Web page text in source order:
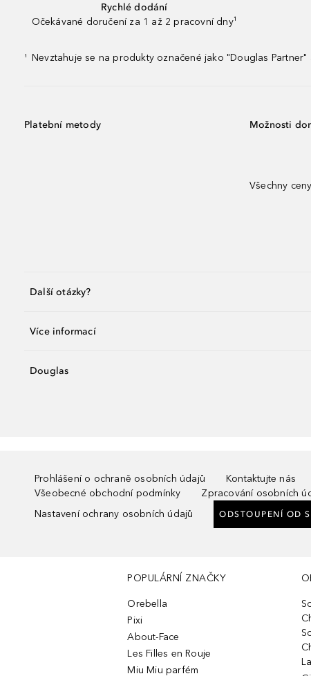
Rychlé dodání
Očekávané doručení za 1 až 2 pracovní dny¹
¹ Nevztahuje se na produkty označené jako "Douglas
Platební metody Možnosti
Všechny
Další otázky?
Více informací
Douglas
Prohlášení o ochraně osobních údajů Kontaktujte nás
Všeobecné obchodní podmínky
Zpracování osobních
Nastavení ochrany osobních údajů
ODSTOUPENÍ OD
POPULÁRNÍ ZNAČKY
Orebella
Pixi
About-Face
Les Filles en Rouje
Miu Miu parfém